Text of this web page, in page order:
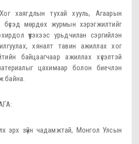
хаягдлын тухай хууль, Агаарын
бүсэд мөрдөх журмын хэрэгжилтийг
үүсэхээс урьдчилан сэргийлэн
хяналт тавин ажиллах хог
байцаагчаар ажиллах хүсэлтэй
цахимаар болон биечлэн
байна.
эрх зүйн чадамжтай, Монгол Улсын